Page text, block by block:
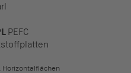
PEFC
Horizontalflächen